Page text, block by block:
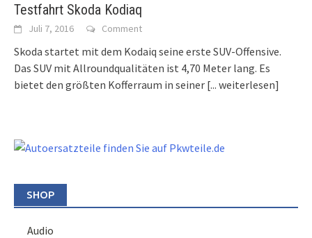
Testfahrt Skoda Kodiaq
Juli 7, 2016 Comment
Skoda startet mit dem Kodaiq seine erste SUV-Offensive.
Das SUV mit Allroundqualitäten ist 4,70 Meter lang. Es
bietet den größten Kofferraum in seiner [... weiterlesen]
SHOP
Audio